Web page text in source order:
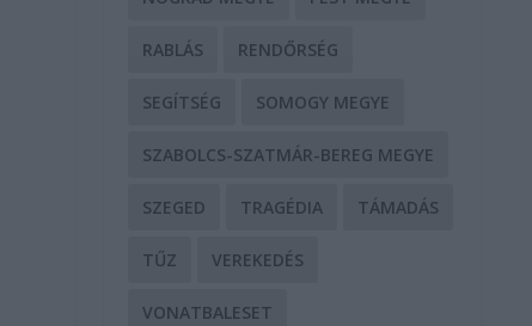
RABLÁS RENDŐRSÉG
SEGÍTSÉG SOMOGY MEGYE
SZABOLCS-SZATMÁR-BEREG MEGYE
SZEGED TRAGÉDIA TÁMADÁS
TŰZ VEREKEDÉS
VONATBALESET